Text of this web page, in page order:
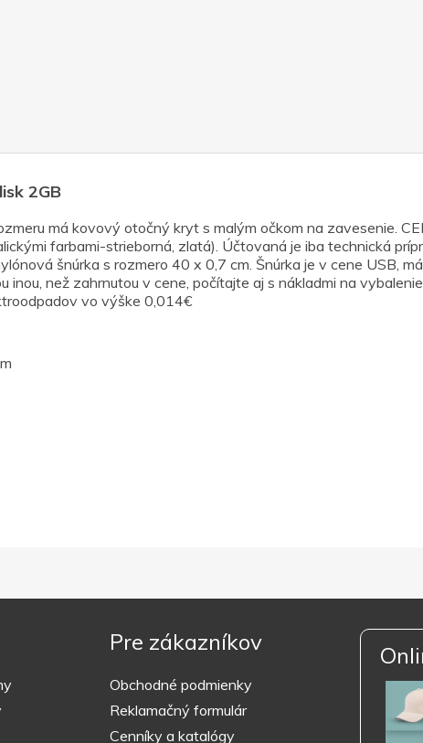
2GB
má kovový otočný kryt s malým očkom na zavesenie.
farbami-strieborná, zlatá). Účtovaná je iba technická
šnúrka s rozmero 40 x 0,7 cm. Šnúrka je v cene USB,
než zahrnutou v cene, počítajte aj s nákladmi na
vo výške 0,014€
Pre zákazníkov
Obchodné podmienky
Reklamačný formulár
Cenníky a katalógy